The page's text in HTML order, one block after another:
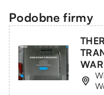
Podobne firmy